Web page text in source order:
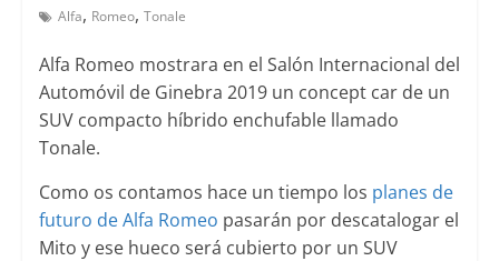
Alfa, Romeo, Tonale
Alfa Romeo mostrara en el Salón Internacional del
Automóvil de Ginebra 2019 un concept car de un
SUV compacto híbrido enchufable llamado
Tonale.
Como os contamos hace un tiempo los planes de
futuro de Alfa Romeo pasarán por descatalogar el
Mito y ese hueco será cubierto por un SUV